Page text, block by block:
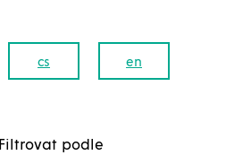
cs en
Filtrovat podle